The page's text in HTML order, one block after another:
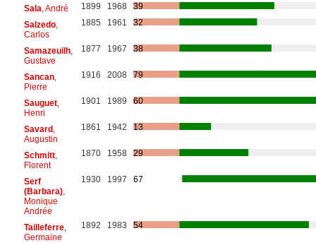
Sala , André 1899 1968
39
Salzedo,
Carlos
1885 1961 32
Samazeuilh,
Gustave
1877 1967 38
Sancan,
Pierre
1916 2008 79
Sauguet,
Henri
1901 1989 60
Savard,
Augustin
1861 1942 13
Schmitt,
Florent
1870 1958 29
Serf
(Barbara),
Monique
Andrée
1930 1997 67
Tailleferre,
Germaine
1892 1983 54